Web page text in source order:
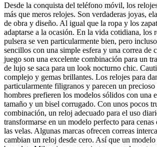
Desde la conquista del teléfono móvil, los
más que meros relojes. Son verdaderas joyas,
de obra y diseño. Al igual que la ropa y los
adaptarse a la ocasión. En la vida cotidiana, los
pulsera se ven particularmente bien, pero
sencillos con una simple esfera y una correa de
juego son una excelente combinación para un
de lujo se saca para un look nocturno chic.
complejo y gemas brillantes. Los relojes para
particularmente filigranos y parecen un precioso
hombres prefieren los modelos sólidos con una
tamaño y un bisel corrugado. Con unos pocos
combinación, un reloj adecuado para el uso
transformarse en un modelo perfecto para
las velas. Algunas marcas ofrecen correas
cambian un reloj desde cero. Así que un